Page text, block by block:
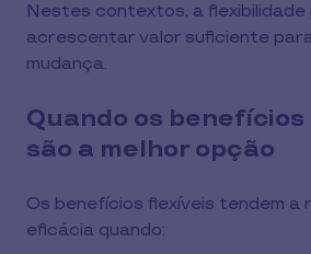
Nestes contextos, a flexibilidade
acrescentar valor suficiente
mudança.
Quando os
são a melhor opção
Os benefícios flexíveis tendem a
eficácia quando: